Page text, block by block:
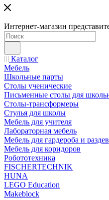
Интернет-магазин
Каталог
Мебель
Школьные парты
Столы ученические
Письменные столы для
Столы-трансформеры
Стулья для школы
Мебель для учителя
Лабораторная мебель
Мебель для гардероба и
Мебель для коридоров
Робототехника
FISCHERTECHNIK
HUNA
LEGO Education
Makeblock